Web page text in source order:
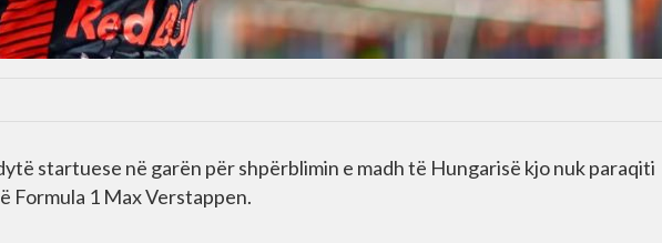
startuese në garën për shpërblimin e madh të Hungarisë kjo nuk paraqiti
Formula 1 Max Verstappen.